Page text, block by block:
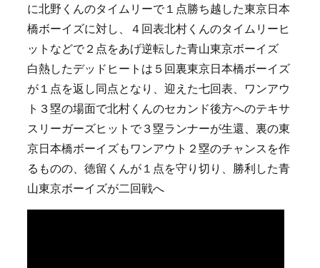
に北野くんのタイムリーで１点勝ち越した東京日本
橋ボーイズに対し、４回表北村くんのタイムリーヒ
ットなどで２点をあげ逆転した青山東京ボーイズ
白熱したデッドヒートは５回裏東京日本橋ボーイズ
が１点を返し同点となり、迎えた七回表、ワンアウ
ト３塁の場面で北村くんのセカンド後方へのテキサ
スリーガーズヒットで３塁ランナーが生還、裏の東
京日本橋ボーイズもワンアウト２塁のチャンスを作
るものの、徳留くんが１点を守り切り、勝利した青
山東京ボーイズが二回戦へ